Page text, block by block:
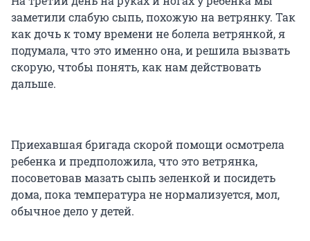
заметили слабую сыпь, похожую на ветрянку. Так
как дочь к тому времени не болела ветрянкой, я
подумала, что это именно она, и решила вызвать
скорую, чтобы понять, как нам действовать
дальше.
Приехавшая бригада скорой помощи осмотрела
ребенка и предположила, что это ветрянка,
посоветовав мазать сыпь зеленкой и посидеть
дома, пока температура не нормализуется, мол,
обычное дело у детей.